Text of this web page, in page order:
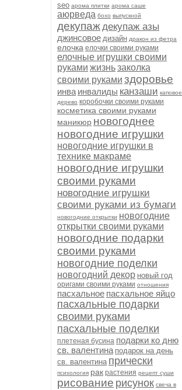
seo арома плитки арома саше
аюрведа бохо выпускной
декупаждекупаж азы
джинсовое дизайн дракон из фетра
елочка елочки своими руками
елочные игрушки своими
руками жизньзаколка
своими руками здоровье
инва инвалиды канзаши каповое
дерево коробочки своими руками
косметика своими руками
маникюр новогоднее
новогодние игрушки
новогодние игрушки в
технике макраме
новогодние игрушки
своими руками
новогодние игрушки
своими руками из бумаги
новогодние открытки новогодние
открытки своими руками
новогодние подарки
своими руками
новогодние поделки
новогодний декор новый год
оригами своими руками отношения
пасхальное пасхальное яйцо
пасхальные подарки
своими руками
пасхальные поделки
плетеная бусина подарки ко дню
св. валентина подарок на день
св. валентина прически
психология рак растения рецепт суши
рисование рисунок свеча в